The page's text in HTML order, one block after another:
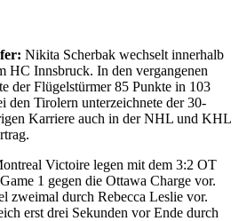
Nikita Scherbak wechselt innerhalb
Innsbruck. In den vergangenen
der Flügelstürmer 85 Punkte in 103
den Tirolern unterzeichnete der 30-
Karriere auch in der NHL und KHL
Victoire legen mit dem 3:2 OT
1 gegen die Ottawa Charge vor.
zweimal durch Rebecca Leslie vor.
erst drei Sekunden vor Ende durch